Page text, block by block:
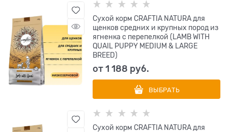
Сухой корм CRAFTIA NATURA для
щенков средних и крупных пород из
ягненка с перепелкой (LAMB WITH
QUAIL PUPPY MEDIUM & LARGE
BREED)
от1 188 руб.
ВЫБРАТЬ
Сухой корм CRAFTIA NATURA для